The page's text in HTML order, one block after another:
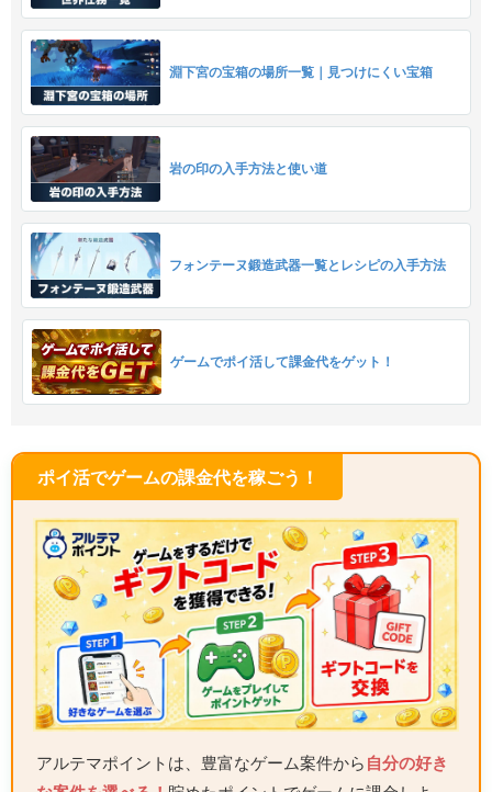
淵下宮の宝箱の場所一覧｜見つけにくい宝箱
岩の印の入手方法と使い道
フォンテーヌ鍛造武器一覧とレシピの入手方法
ゲームでポイ活して課金代をゲット！
ポイ活でゲームの課金代を稼ごう！
アルテマポイントは、豊富なゲーム案件から 自分の好き